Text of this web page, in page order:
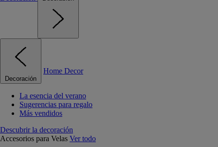
Decoración
Home Decor
La esencia del verano
Sugerencias para regalo
Más vendidos
Descubrir la decoración
Accesorios para Velas Ver todo